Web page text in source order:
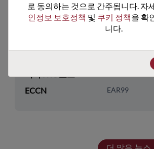
기술 카테고리 Memory &
DRAM & SRAM
기술 그룹 Non-Volatile
ECCN EAR99
로 동의하는 것으로 간주됩니다. 자
인정보 보호정책 및 쿠키 정책을 확
니다.